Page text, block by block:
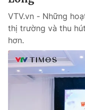
VTV.vn - Những
thị trường và thu
hơn.